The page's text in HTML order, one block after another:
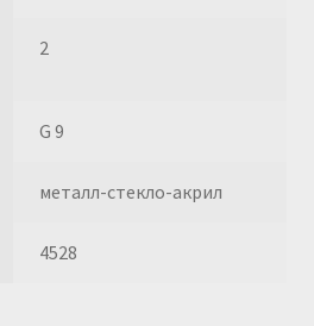
2
G 9
металл-стекло-акрил
4528